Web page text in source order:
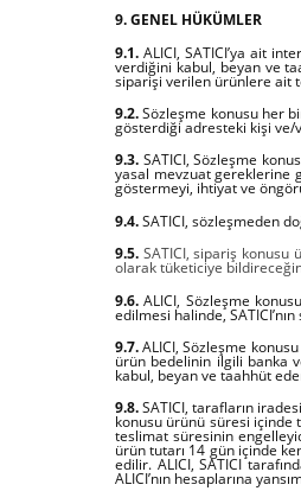
9. GENEL HÜKÜMLER
9.1. ALICI, SATICI’ya ait
verdiğini kabul, beyan ve
siparişi verilen ürünlere ait
9.2.Sözleşme konusu her
gösterdiği adresteki kişi ve/
9.3. SATICI, Sözleşme
yasal mevzuat gereklerine
göstermeyi, ihtiyat ve
9.4.SATICI, sözleşmeden
9.5. SATICI, sipariş konusu
olarak tüketiciye
9.6. ALICI, Sözleşme
edilmesi halinde,
9.7.ALICI, Sözleşme
ürün bedelinin ilgili banka
kabul, beyan ve taahhüt
9.8.SATICI, tarafların
konusu ürünü süresi içinde
teslimat süresinin
ürün tutarı 14 gün içinde
edilir. ALICI, SATICI
ALICI’nın hesaplarına